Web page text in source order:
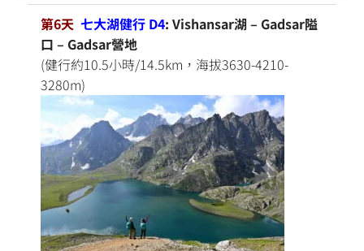
第6天 七大湖健行 D4: Vishansar湖 – Gadsar隘
口 – Gadsar營地
(健行約10.5小時/14.5km，海拔3630-4210-
3280m)